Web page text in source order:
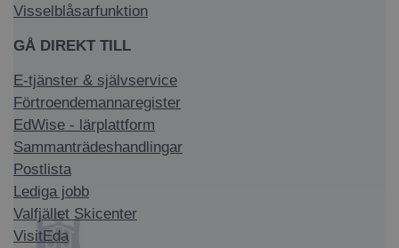
Visselblåsarfunktion
GÅ DIREKT TILL
E-tjänster & självservice
Förtroendemannaregister
EdWise - lärplattform
Sammanträdeshandlingar
Postlista
Lediga jobb
Valfjället Skicenter
VisitEda